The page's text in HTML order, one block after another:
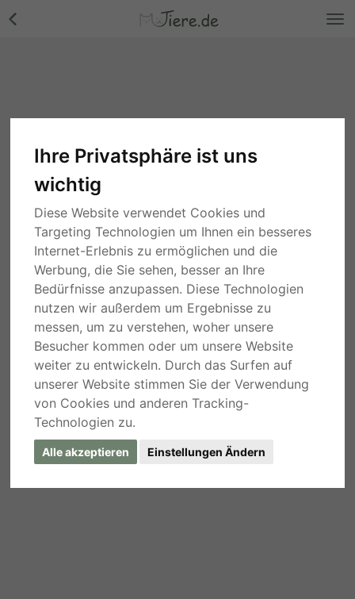
Ihre Privatsphäre ist uns
wichtig
Diese Website verwendet Cookies und
Targeting Technologien um Ihnen ein besseres
Internet-Erlebnis zu ermöglichen und die
Werbung, die Sie sehen, besser an Ihre
Bedürfnisse anzupassen. Diese Technologien
nutzen wir außerdem um Ergebnisse zu
messen, um zu verstehen, woher unsere
Besucher kommen oder um unsere Website
weiter zu entwickeln. Durch das Surfen auf
unserer Website stimmen Sie der Verwendung
von Cookies und anderen Tracking-
Technologien zu.
Alle akzeptieren Einstellungen Ändern